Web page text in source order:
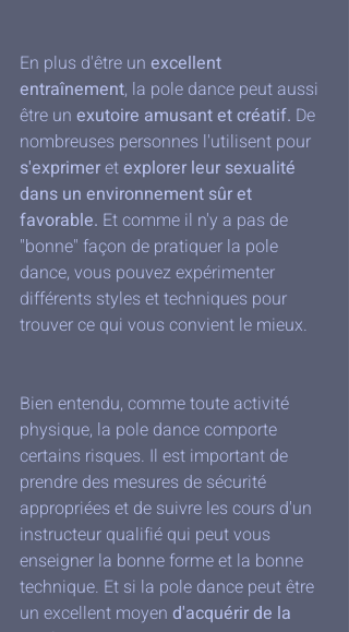
En plus d'être un excellent
entraînement, la pole dance peut aussi
être un exutoire amusant et créatif. De
nombreuses personnes l'utilisent pour
s'exprimer et explorer leur sexualité
dans un environnement sûr et
favorable. Et comme il n'y a pas de
"bonne" façon de pratiquer la pole
dance, vous pouvez expérimenter
différents styles et techniques pour
trouver ce qui vous convient le mieux.
Bien entendu, comme toute activité
physique, la pole dance comporte
certains risques. Il est important de
prendre des mesures de sécurité
appropriées et de suivre les cours d'un
instructeur qualifié qui peut vous
enseigner la bonne forme et la bonne
technique. Et si la pole dance peut être
un excellent moyen d'acquérir de la